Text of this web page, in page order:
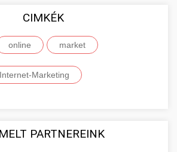
CIMKÉK
online market
Internet-Marketing
PARTNEREINK